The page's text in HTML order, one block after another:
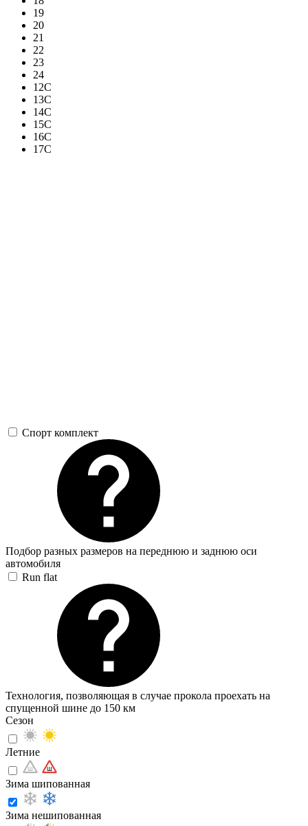
19
20
21
22
23
24
12C
13C
14C
15C
16C
17C
Спорт комплект
Подбор разных размеров на переднюю и заднюю оси
автомобиля
Run flat
Технология, позволяющая в случае прокола проехать на
спущенной шине до 150 км
Сезон
Летние
Зима шипованная
Зима нешипованная